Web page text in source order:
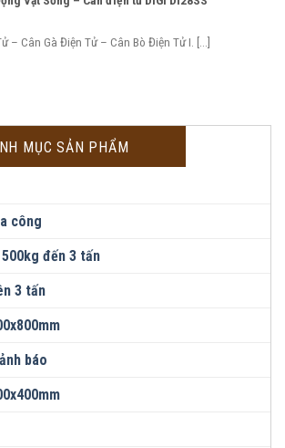
– Cân Gà Điện Tử – Cân Bò Điện Tử I. [...]
MỤC SẢN PHẨM
công
đến 3 tấn
3 tấn
báo